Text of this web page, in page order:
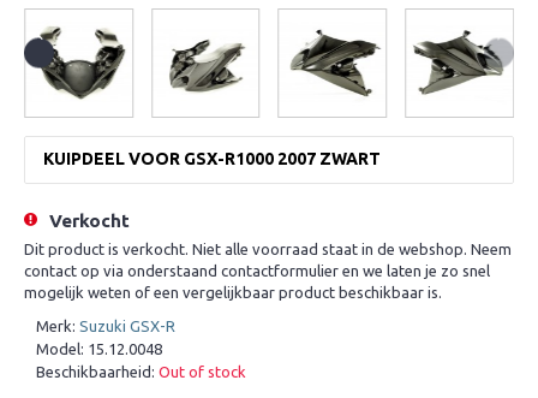
KUIPDEEL VOOR GSX-R1000 2007 ZWART
Verkocht
Dit product is verkocht. Niet alle voorraad staat in de webshop. Neem
contact op via onderstaand contactformulier en we laten je zo snel
mogelijk weten of een vergelijkbaar product beschikbaar is.
Merk: Suzuki GSX-R
Model: 15.12.0048
Beschikbaarheid: Out of stock